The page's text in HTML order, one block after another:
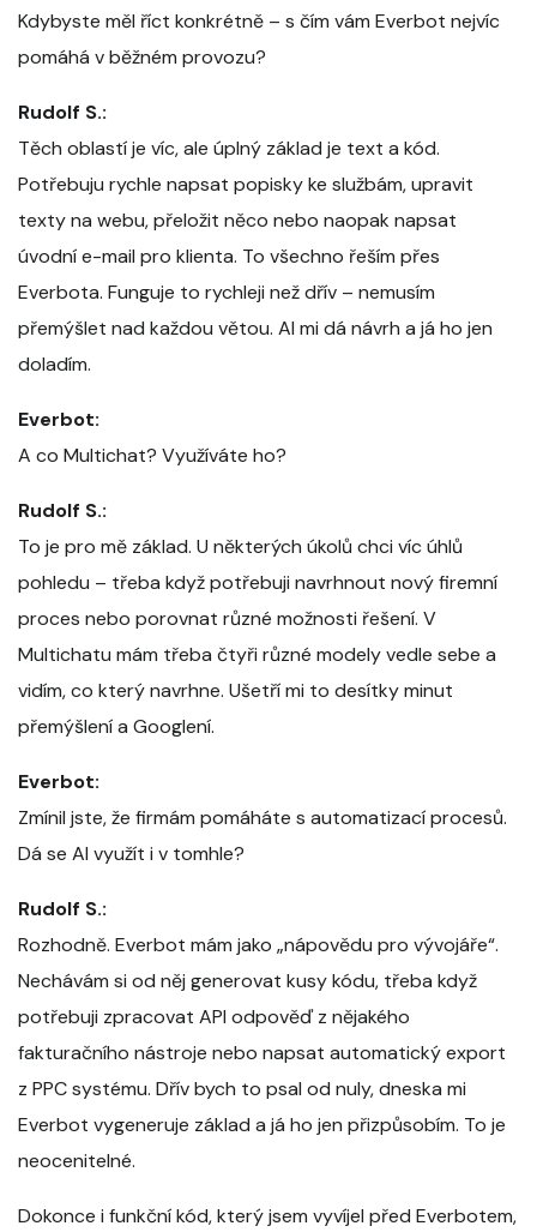
Kdybyste měl říct konkrétně – s čím vám Everbot nejvíc
pomáhá v běžném provozu?
Rudolf S.:
Těch oblastí je víc, ale úplný základ je text a kód.
Potřebuju rychle napsat popisky ke službám, upravit
texty na webu, přeložit něco nebo naopak napsat
úvodní e-mail pro klienta. To všechno řeším přes
Everbota. Funguje to rychleji než dřív – nemusím
přemýšlet nad každou větou. AI mi dá návrh a já ho jen
doladím.
Everbot:
A co Multichat? Využíváte ho?
Rudolf S.:
To je pro mě základ. U některých úkolů chci víc úhlů
pohledu – třeba když potřebuji navrhnout nový firemní
proces nebo porovnat různé možnosti řešení. V
Multichatu mám třeba čtyři různé modely vedle sebe a
vidím, co který navrhne. Ušetří mi to desítky minut
přemýšlení a Googlení.
Everbot:
Zmínil jste, že firmám pomáháte s automatizací procesů.
Dá se AI využít i v tomhle?
Rudolf S.:
Rozhodně. Everbot mám jako „nápovědu pro vývojáře“.
Nechávám si od něj generovat kusy kódu, třeba když
potřebuji zpracovat API odpověď z nějakého
fakturačního nástroje nebo napsat automatický export
z PPC systému. Dřív bych to psal od nuly, dneska mi
Everbot vygeneruje základ a já ho jen přizpůsobím. To je
neocenitelné.
Dokonce i funkční kód, který jsem vyvíjel před Everbotem,